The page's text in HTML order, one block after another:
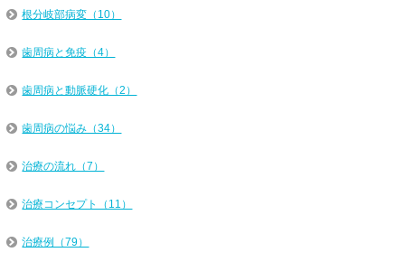
根分岐部病変（10）
歯周病と免疫（4）
歯周病と動脈硬化（2）
歯周病の悩み（34）
治療の流れ（7）
治療コンセプト（11）
治療例（79）